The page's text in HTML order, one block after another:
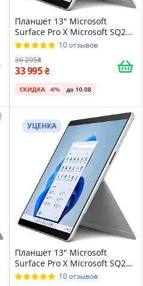
Планшет 13" Microsoft
Surface Pro X Microsoft SQ2
16/512GB Windows 11
Platinum
10 отзывов
36 295
33 995
СКИДКА -6% до 10.08
УЦЕНКА
Планшет 13" Microsoft
Surface Pro X Microsoft SQ2
16/512GB Windows 11
10 отзывов